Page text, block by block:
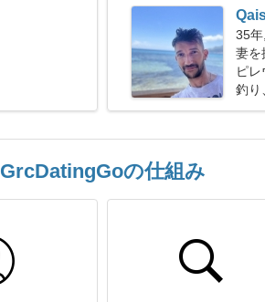
35
妻を
ピ
釣り
GrcDatingGoの仕組み